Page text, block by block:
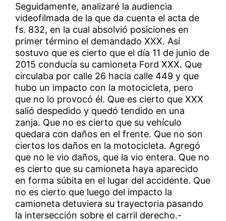
Seguidamente, analizaré la audiencia
videofilmada de la que da cuenta el acta de
fs. 832, en la cual absolvió posiciones en
primer término el demandado XXX. Así
sostuvo que es cierto que el día 11 de junio de
2015 conducía su camioneta Ford XXX. Que
circulaba por calle 26 hacia calle 449 y que
hubo un impacto con la motocicleta, pero
que no lo provocó él. Que es cierto que XXX
salió despedido y quedó tendido en una
zanja. Que no es cierto que su vehículo
quedara con daños en el frente. Que no son
ciertos los daños en la motocicleta. Agregó
que no le vio daños, que la vio entera. Que no
es cierto que su camioneta haya aparecido
en forma súbita en el lugar del accidente. Que
no es cierto que luego del impacto la
camioneta detuviera su trayectoria pasando
la intersección sobre el carril derecho.-